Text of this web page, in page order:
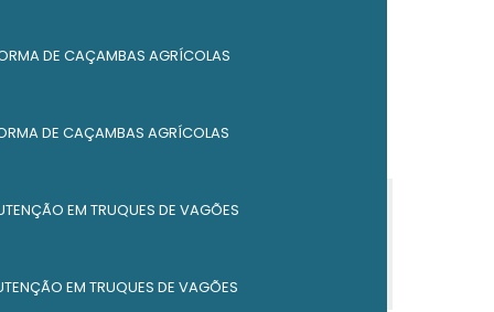
DE CAÇAMBAS AGRÍCOLAS
DE CAÇAMBAS AGRÍCOLAS
EM TRUQUES DE VAGÕES
EM TRUQUES DE VAGÕES
Empresa de reforma de caçambas
mg
Reforma de caçambas em minas gerais